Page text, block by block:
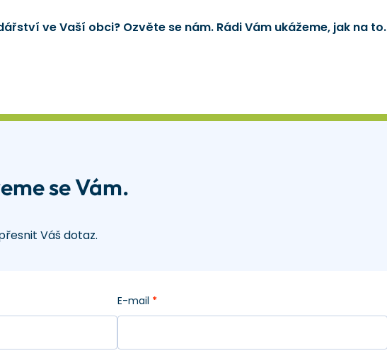
ve Vaší obci? Ozvěte se nám. Rádi Vám ukážeme, jak na to.
se Vám.
Váš dotaz.
E-mail *